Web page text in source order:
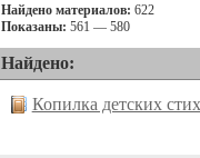
Найдено материалов: 622
Показаны: 561 — 580
Найдено:
Копилка детских